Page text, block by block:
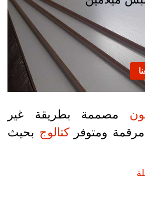
مصممة بطريقة غير
ومتوفركتالوج بحيث